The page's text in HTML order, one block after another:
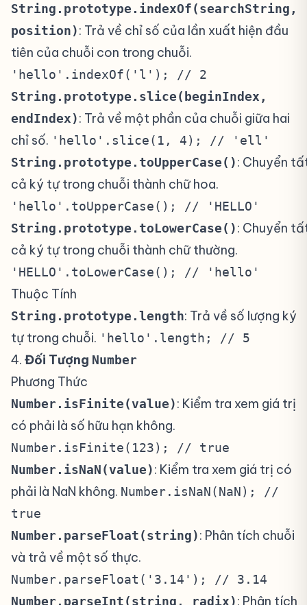
String.prototype.indexOf(searchString,
position): Trả về chỉ số của lần xuất hiện đầu
tiên của chuỗi con trong chuỗi.
'hello'.indexOf('l'); // 2
String.prototype.slice(beginIndex,
endIndex): Trả về một phần của chuỗi giữa hai
chỉ số. 'hello'.slice(1, 4); // 'ell'
String.prototype.toUpperCase(): Chuyển
cả ký tự trong chuỗi thành chữ hoa.
'hello'.toUpperCase(); // 'HELLO'
String.prototype.toLowerCase(): Chuyển
cả ký tự trong chuỗi thành chữ thường.
'HELLO'.toLowerCase(); // 'hello'
Thuộc Tính
String.prototype.length: Trả về số lượng ký
tự trong chuỗi. 'hello'.length; // 5
4. Đối Tượng Number
Phương Thức
Number.isFinite(value): Kiểm tra xem giá trị
có phải là số hữu hạn không.
Number.isFinite(123); // true
Number.isNaN(value): Kiểm tra xem giá trị có
phải là NaN không. Number.isNaN(NaN); //
true
Number.parseFloat(string): Phân tích chuỗi
và trả về một số thực.
Number.parseFloat('3.14'); // 3.14
Number.parseInt(string, radix): Phân tích